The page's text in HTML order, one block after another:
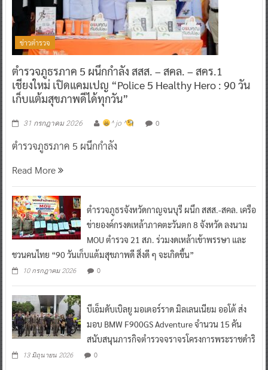
ข่าวตำรวจ
ตำรวจภูธรภาค 5 ผนึกกำลัง สสส. – สคล. – สคร.1
เชียงใหม่ เปิดแคมเปญ “Police 5 Healthy Hero : 90 วัน
เก็บแต้มสุขภาพดีได้ทุกวัน”
31 กรกฎาคม 2026 ^ jo ^ 0
ตำรวจภูธรภาค 5 ผนึกกำลัง
Read More
ตำรวจภูธรจังหวัดกาญจนบุรี ผนึก สสส.-สคล. เครือ
ข่ายองค์กรงดเหล้าภาคตะวันตก 8 จังหวัด ลงนาม
MOU ตำรวจ 21 สภ. ร่วมงดเหล้าเข้าพรรษา และ
ชวนคนไทย “90 วันเก็บแต้มสุขภาพดี สิ่งดี ๆ จะเกิดขึ้น”
10 กรกฎาคม 2026 0
บีเอ็มดับเบิลยู มอเตอร์ราด มิลเลนเนียม ออโต้ ส่ง
มอบ BMW F900GS Adventure จำนวน 15 คัน
สนับสนุนภารกิจตำรวจจราจรโครงการพระราชดำริ
13 มิถุนายน 2026 0